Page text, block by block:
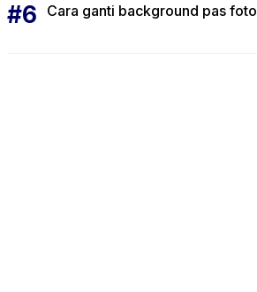
Cara ganti background pas foto